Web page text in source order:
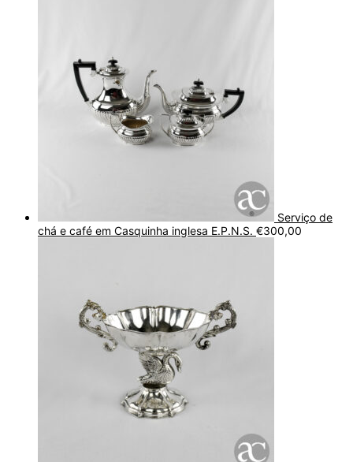
Serviço de
chá e café em Casquinha inglesa E.P.N.S. €300,00